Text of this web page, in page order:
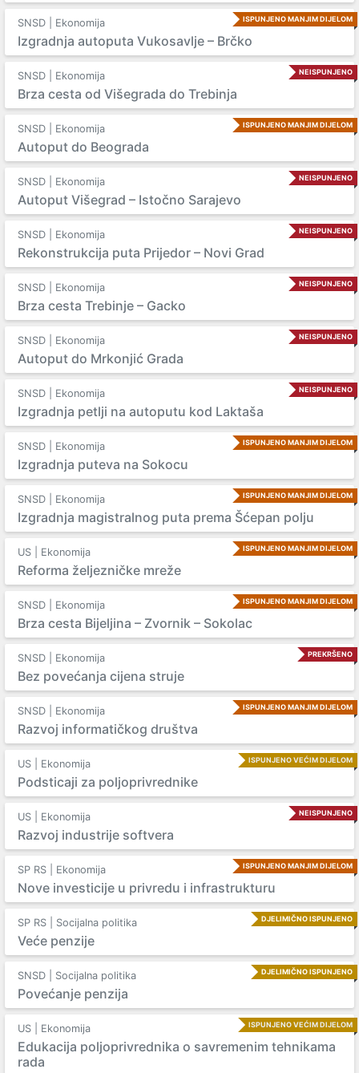
ISPUNJENO MANJIM DIJELOM
SNSD | Ekonomija
Izgradnja autoputa Vukosavlje – Brčko
NEISPUNJENO
SNSD | Ekonomija
Brza cesta od Višegrada do Trebinja
ISPUNJENO MANJIM DIJELOM
SNSD | Ekonomija
Autoput do Beograda
NEISPUNJENO
SNSD | Ekonomija
Autoput Višegrad – Istočno Sarajevo
NEISPUNJENO
SNSD | Ekonomija
Rekonstrukcija puta Prijedor – Novi Grad
NEISPUNJENO
SNSD | Ekonomija
Brza cesta Trebinje – Gacko
NEISPUNJENO
SNSD | Ekonomija
Autoput do Mrkonjić Grada
NEISPUNJENO
SNSD | Ekonomija
Izgradnja petlji na autoputu kod Laktaša
ISPUNJENO MANJIM DIJELOM
SNSD | Ekonomija
Izgradnja puteva na Sokocu
ISPUNJENO MANJIM DIJELOM
SNSD | Ekonomija
Izgradnja magistralnog puta prema Šćepan polju
ISPUNJENO MANJIM DIJELOM
US | Ekonomija
Reforma željezničke mreže
ISPUNJENO MANJIM DIJELOM
SNSD | Ekonomija
Brza cesta Bijeljina – Zvornik – Sokolac
PREKRŠENO
SNSD | Ekonomija
Bez povećanja cijena struje
ISPUNJENO MANJIM DIJELOM
SNSD | Ekonomija
Razvoj informatičkog društva
ISPUNJENO VEĆIM DIJELOM
US | Ekonomija
Podsticaji za poljoprivrednike
NEISPUNJENO
US | Ekonomija
Razvoj industrije softvera
ISPUNJENO MANJIM DIJELOM
SP RS | Ekonomija
Nove investicije u privredu i infrastrukturu
DJELIMIČNO ISPUNJENO
SP RS | Socijalna politika
Veće penzije
DJELIMIČNO ISPUNJENO
SNSD | Socijalna politika
Povećanje penzija
ISPUNJENO VEĆIM DIJELOM
US | Ekonomija
Edukacija poljoprivrednika o savremenim tehnikama
rada